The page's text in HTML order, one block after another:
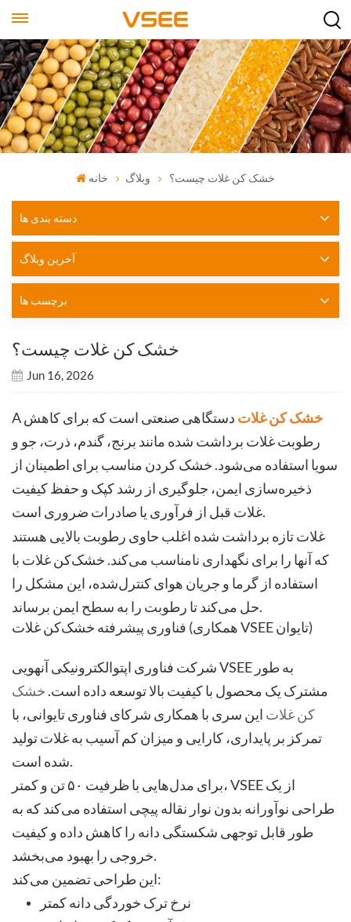
خانه وبلاگ خشک کن غلات چیست؟
دسته بندی ها
آخرین وبلاگ
برچسب ها
خشک کن غلات چیست؟
Jun 16, 2026
A خشک کن غلات دستگاهی صنعتی است که برای کاهش
رطوبت غلات برداشت شده مانند برنج، گندم، ذرت، جو و
سویا استفاده می‌شود. خشک کردن مناسب برای اطمینان از
ذخیره‌سازی ایمن، جلوگیری از رشد کپک و حفظ کیفیت
غلات قبل از فرآوری یا صادرات ضروری است.
غلات تازه برداشت شده اغلب حاوی رطوبت بالایی هستند
که آنها را برای نگهداری نامناسب می‌کند. خشک‌کن غلات با
استفاده از گرما و جریان هوای کنترل‌شده، این مشکل را
حل می‌کند تا رطوبت را به سطح ایمن برساند.
فناوری پیشرفته خشک‌کن غلات (همکاری VSEE تایوان)
شرکت فناوری اپتوالکترونیکی آنهویی VSEE به طور
مشترک یک محصول با کیفیت بالا توسعه داده است. خشک
کن غلات این سری با همکاری شرکای فناوری تایوانی، با
تمرکز بر پایداری، کارایی و میزان کم آسیب به غلات تولید
شده است.
برای مدل‌هایی با ظرفیت ۵۰ تن و کمتر، VSEE از یک
طراحی نوآورانه بدون نوار نقاله پیچی استفاده می‌کند که به
طور قابل توجهی شکستگی دانه را کاهش داده و کیفیت
خروجی را بهبود می‌بخشد.
این طراحی تضمین می‌کند:
نرخ ترک خوردگی دانه کمتر